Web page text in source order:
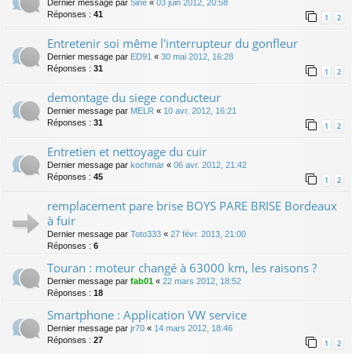
Dernier message par Sine « 03 juin 2012, 20:58
Réponses : 41 1 2
Entretenir soi même l'interrupteur du gonfleur
Dernier message par ED91 « 30 mai 2012, 16:28
Réponses : 31 1 2
demontage du siege conducteur
Dernier message par MELR « 10 avr. 2012, 16:21
Réponses : 31 1 2
Entretien et nettoyage du cuir
Dernier message par kochmar « 06 avr. 2012, 21:42
Réponses : 45 1 2
remplacement pare brise BOYS PARE BRISE Bordeaux
à fuir
Dernier message par Toto333 « 27 févr. 2013, 21:00
Réponses : 6
Touran : moteur changé à 63000 km, les raisons ?
Dernier message par fab01 « 22 mars 2012, 18:52
Réponses : 18
Smartphone : Application VW service
Dernier message par jr70 « 14 mars 2012, 18:46
Réponses : 27 1 2